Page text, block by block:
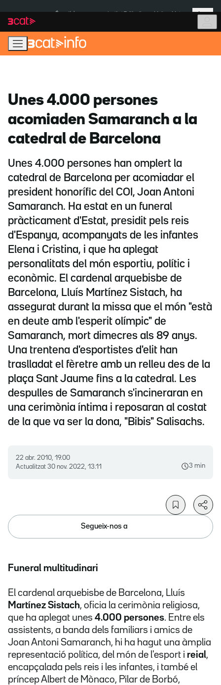
navegació
principal
contingut
Més
Unes 4.000 persones
acomiaden Samaranch a la
catedral de Barcelona
Unes 4.000 persones han omplert la
catedral de Barcelona per acomiadar el
president honorífic del COI, Joan Antoni
Samaranch. Ha estat en un funeral
pràcticament d'Estat, presidit pels reis
d'Espanya, acompanyats de les infantes
Elena i Cristina, i que ha aplegat
personalitats del món esportiu, polític i
econòmic. El cardenal arquebisbe de
Barcelona, Lluís Martínez Sistach, ha
assegurat durant la missa que el món "està
en deute amb l'esperit olímpic" de
Samaranch, mort dimecres als 89 anys.
Una trentena d'esportistes d'elit han
traslladat el fèretre amb un relleu des de la
plaça Sant Jaume fins a la catedral. Les
despulles de Samaranch s'incineraran en
una cerimònia íntima i reposaran al costat
de la que va ser la dona, "Bibis" Salisachs.
22 abr. 2010, 19.00
Actualitzat 30 nov. 2022, 13.11 3 min
Segueix-nos a
Funeral multitudinari
El cardenal arquebisbe de Barcelona, Lluís
Martínez Sistach, oficia la cerimònia religiosa,
que ha aplegat unes 4.000 persones. Entre els
assistents, a banda dels familiars i amics de
Joan Antoni Samaranch, hi ha hagut una àmplia
representació política, del món de l'esport i reial,
encapçalada pels reis i les infantes, i també el
príncep Albert de Mònaco, Pilar de Borbó,